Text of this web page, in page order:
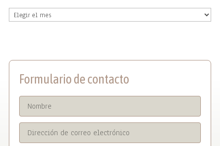
Archivos
Formulario de contacto